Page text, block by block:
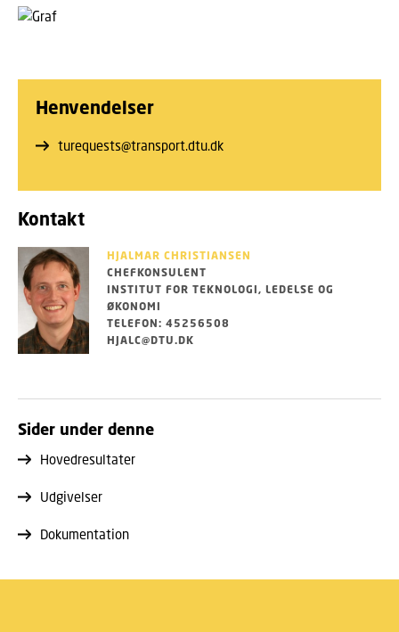
Henvendelser
turequests@transport.dtu.dk
Kontakt
HJALMAR CHRISTIANSEN
CHEFKONSULENT
INSTITUT FOR TEKNOLOGI, LEDELSE OG
ØKONOMI
TELEFON: 45256508
HJALC@DTU.DK
Sider under denne
Hovedresultater
Udgivelser
Dokumentation